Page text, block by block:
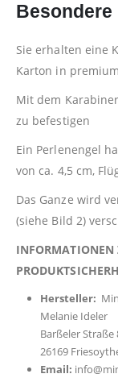
Besondere
Sie erhalten eine
Karton in
Mit dem
zu befestigen
Ein Perlenengel
von ca. 4,5 cm,
Das Ganze wird
(siehe Bild 2)
INFORMATIONEN
Hersteller:
Melanie Ideler
Barßeler Straße
26169
Email: